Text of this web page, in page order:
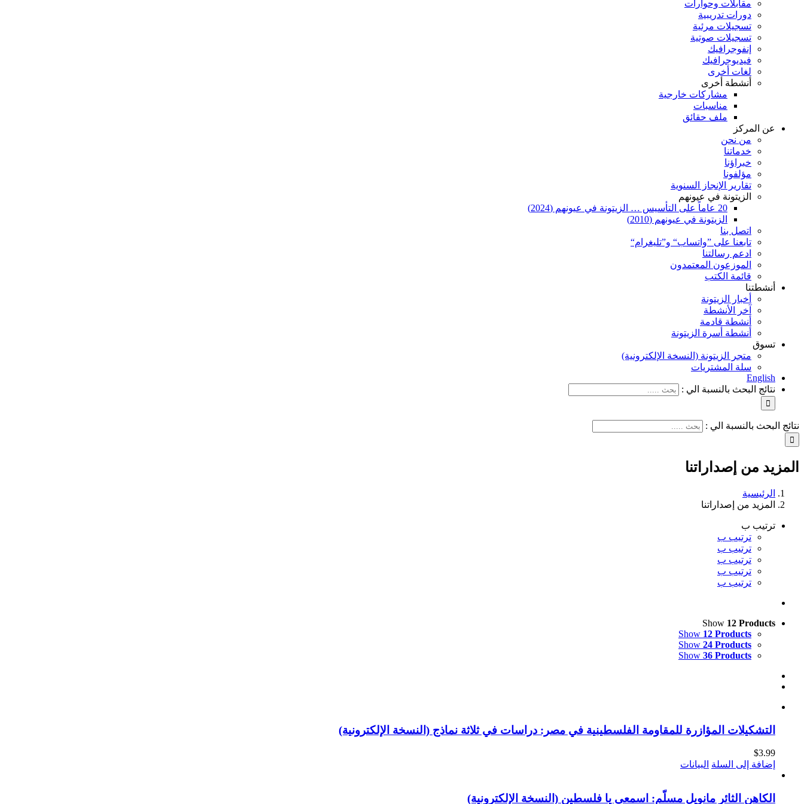
مقابلات وحوارات
دورات تدريبية
تسجيلات مرئية
تسجيلات صوتية
إنفوجرافيك
فيديوجرافيك
لغات أخرى
أنشطة أخرى
مشاركات خارجية
مناسبات
ملف حقائق
عن المركز
من نحن
خدماتنا
خبراؤنا
مؤلفونا
تقارير الإنجاز السنوية
الزيتونة في عيونهم
20 عاماً على التأسيس … الزيتونة في عيونهم (2024)
الزيتونة في عيونهم (2010)
اتصل بنا
تابعنا على ”واتساب“ و”تليغرام“
ادعم رسالتنا
الموزعون المعتمدون
قائمة الكتب
أنشطتنا
أخبار الزيتونة
آخر الأنشطة
أنشطة قادمة
أنشطة أسرة الزيتونة
تسوق
متجر الزيتونة (النسخة الإلكترونية)
سلة المشتريات
English
نتائج البحث بالنسبة الي :
نتائج البحث بالنسبة الي :
المزيد من إصداراتنا
الرئيسية
المزيد من إصداراتنا
ترتيب ب
ترتيب ب
ترتيب ب
ترتيب ب
ترتيب ب
ترتيب ب
Show 12 Products
Show 12 Products
Show 24 Products
Show 36 Products
التشكيلات المؤازرة للمقاومة الفلسطينية في مصر: دراسات في ثلاثة نماذج (النسخة الإلكترونية)
$3.99
إضافة إلى السلة البيانات
الكاهن الثائر مانويل مسلّم: اسمعي يا فلسطين (النسخة الإلكترونية)